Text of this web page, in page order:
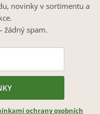
novinky v sortimentu a
žádný spam.
ochrany osobních